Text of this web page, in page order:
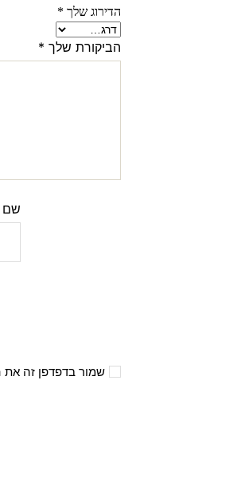
הדירוג שלך *
הביקורת שלך *
שם
שמור בדפדפן זה